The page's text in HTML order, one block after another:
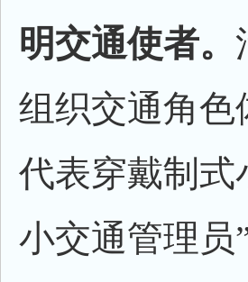
明交通使者。
组织交通角色
代表穿戴制式
小交通管理员